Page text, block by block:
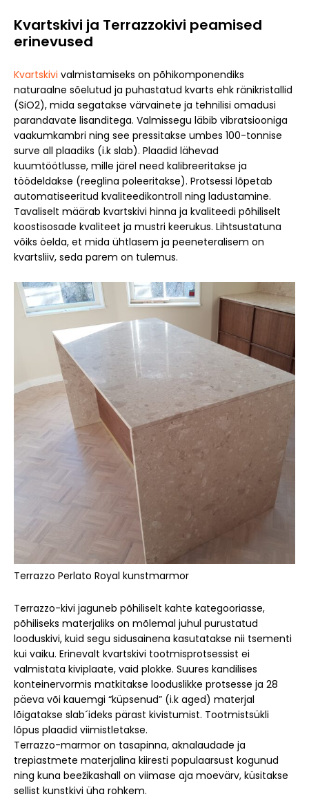
Kvartskivi ja Terrazzokivi peamised
erinevused
Kvartskivi valmistamiseks on põhikomponendiks
naturaalne sõelutud ja puhastatud kvarts ehk ränikristallid
(SiO2), mida segatakse värvainete ja tehnilisi omadusi
parandavate lisanditega. Valmissegu läbib vibratsiooniga
vaakumkambri ning see pressitakse umbes 100-tonnise
surve all plaadiks (i.k slab). Plaadid lähevad
kuumtöötlusse, mille järel need kalibreeritakse ja
töödeldakse (reeglina poleeritakse). Protsessi lõpetab
automatiseeritud kvaliteedikontroll ning ladustamine.
Tavaliselt määrab kvartskivi hinna ja kvaliteedi põhiliselt
koostisosade kvaliteet ja mustri keerukus. Lihtsustatuna
võiks öelda, et mida ühtlasem ja peeneteralisem on
kvartsliiv, seda parem on tulemus.
Terrazzo Perlato Royal kunstmarmor
Terrazzo-kivi jaguneb põhiliselt kahte kategooriasse,
põhiliseks materjaliks on mõlemal juhul purustatud
looduskivi, kuid segu sidusainena kasutatakse nii tsementi
kui vaiku. Erinevalt kvartskivi tootmisprotsessist ei
valmistata kiviplaate, vaid plokke. Suures kandilises
konteinervormis matkitakse looduslikke protsesse ja 28
päeva või kauemgi “küpsenud” (i.k aged) materjal
lõigatakse slab´ideks pärast kivistumist. Tootmistsükli
lõpus plaadid viimistletakse.
Terrazzo-marmor on tasapinna, aknalaudade ja
trepiastmete materjalina kiiresti populaarsust kogunud
ning kuna beežikashall on viimase aja moevärv, küsitakse
sellist kunstkivi üha rohkem.